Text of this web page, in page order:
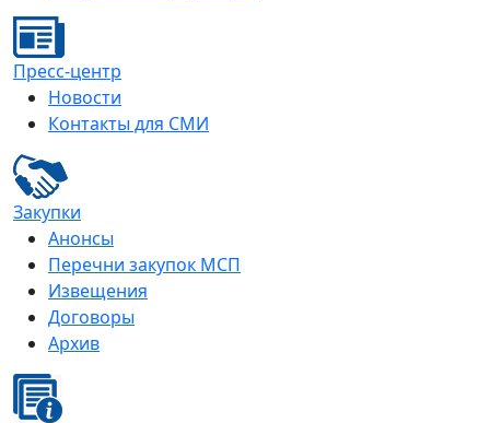
Пресс-центр
Новости
Контакты для СМИ
Закупки
Анонсы
Перечни закупок МСП
Извещения
Договоры
Архив